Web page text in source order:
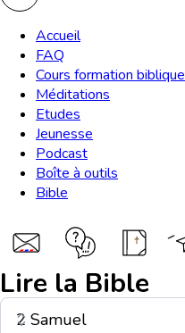
Accueil
FAQ
Cours formation biblique
Méditations
Etudes
Jeunesse
Podcast
Boîte à outils
Bible
Lire la Bible